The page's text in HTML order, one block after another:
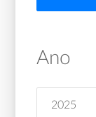
Ano
2025